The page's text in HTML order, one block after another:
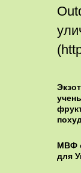
МВФ
для